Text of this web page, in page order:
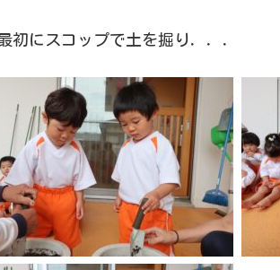
初にスコップで土を掘り．．．